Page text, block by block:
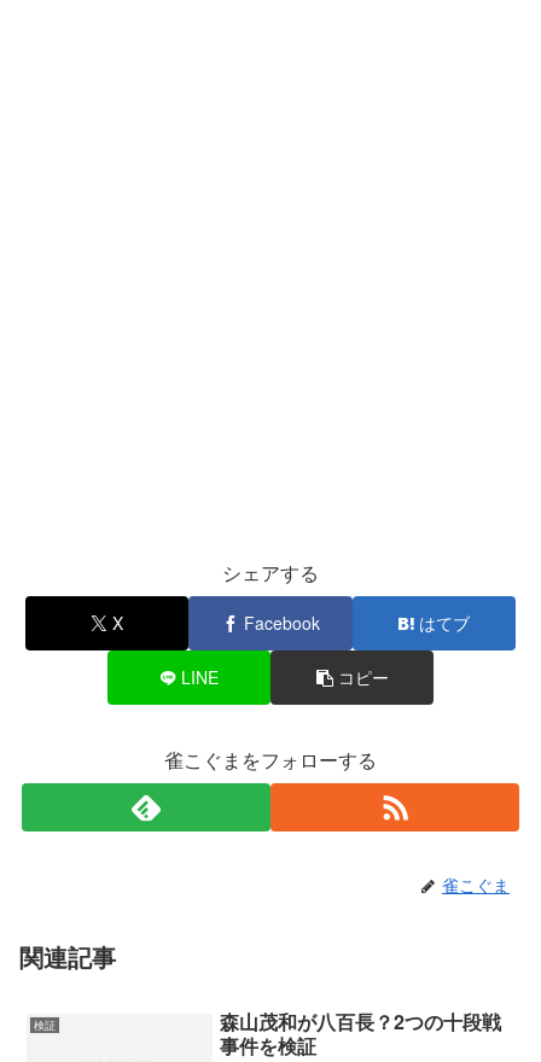
シェアする
X Facebook はてブ
LINE コピー
雀こぐまをフォローする
雀こぐま
関連記事
検証
森山茂和が八百長？2つの十段戦
事件を検証